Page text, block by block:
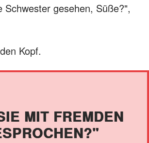
Schwester gesehen, Süße?",
Kopf.
MIT FREMDEN